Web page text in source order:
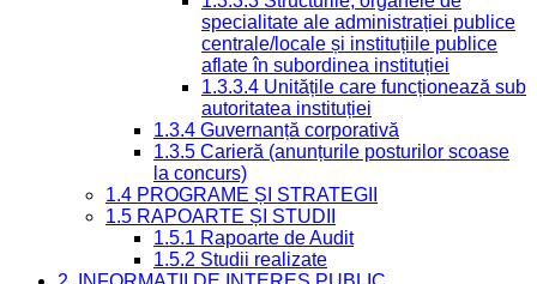
specialitate ale administrației publice
centrale/locale și instituțiile publice
aflate în subordinea instituției
1.3.3.4 Unitățile care funcționează sub
autoritatea instituției
1.3.4 Guvernanță corporativă
1.3.5 Carieră (anunțurile posturilor scoase
la concurs)
1.4 PROGRAME ȘI STRATEGII
1.5 RAPOARTE ȘI STUDII
1.5.1 Rapoarte de Audit
1.5.2 Studii realizate